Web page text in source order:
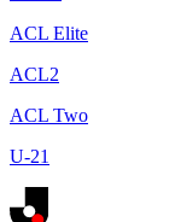
ACL Elite
ACL2
ACL Two
U-21